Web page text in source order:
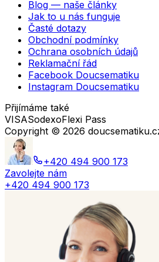
Blog — naše články
Jak to u nás funguje
Časté dotazy
Obchodní podmínky
Ochrana osobních údajů
Reklamační řád
Facebook Doucsematiku
Instagram Doucsematiku
Přijímáme také
VISASodexoFlexi Pass
Copyright © 2026
+420 494 900 173
Zavolejte nám
+420 494 900 173